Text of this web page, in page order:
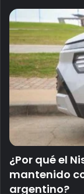
¿Por qué el
mantenido
argentino?